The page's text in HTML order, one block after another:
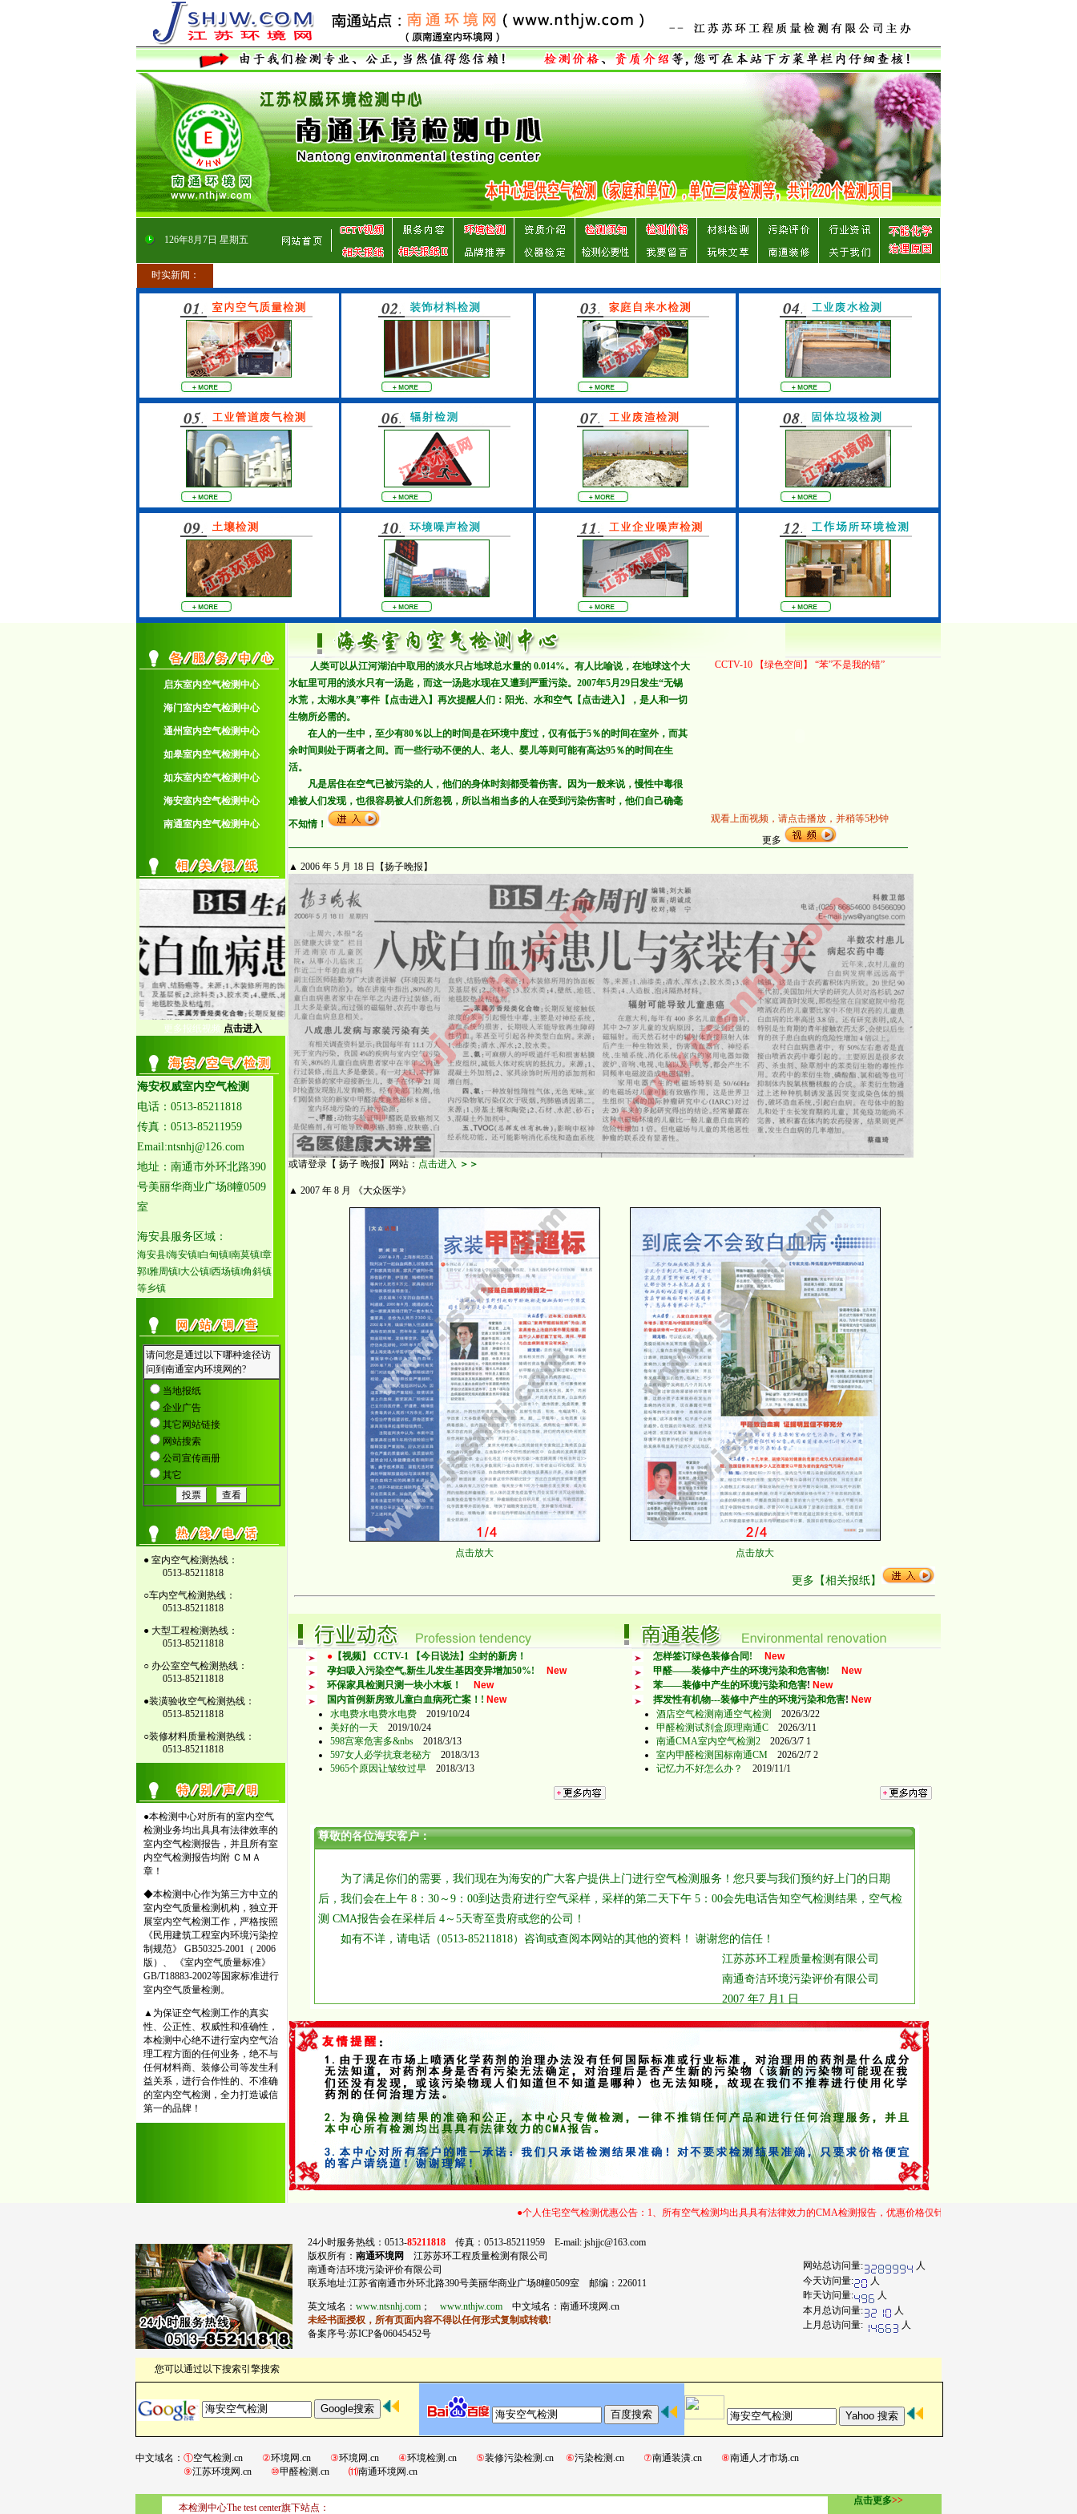
126年8月 7日 星期五
时实新闻：
启东室内空气检测中心
海门室内空气检测中心
通州室内空气检测中心
如皋室内空气检测中心
如东室内空气检测中心
海安室内空气检测中心
南通室内空气检测中心
更多报纸视频 点击进入
海安权威室内空气检测
电话：0513-85211818
传真：0513-85211959
Email:ntsnhj@126.com
地址：南通市外环北路390
号美丽华商业广场8幢0509
室
海安县服务区域：
海安县‖海安镇‖白甸镇‖南莫镇‖章
郭‖雅周镇‖大公镇‖西场镇‖角斜镇
等乡镇
● 室内空气检测热线：
0513-85211818
○车内空气检测热线：
0513-85211818
● 大型工程检测热线：
0513-85211818
○ 办公室空气检测热线：
0513-85211818
●装潢验收空气检测热线：
0513-85211818
○装修材料质量检测热线：
0513-85211818
●本检测中心对所有的室内空气
检测业务均出具具有法律效率的
室内空气检测报告，并且所有室
内空气检测报告均附 ＣＭＡ
章！
◆本检测中心作为第三方中立的
室内空气质量检测机构，独立开
展室内空气检测工作，严格按照
《民用建筑工程室内环境污染控
制规范》 GB50325-2001（ 2006
版）、 《室内空气质量标准》
GB/T18883-2002等国家标准进行
室内空气质量检测。
▲为保证空气检测工作的真实
性、公正性、权威性和准确性，
本检测中心绝不进行室内空气治
理工程方面的任何业务，绝不与
任何材料商、装修公司等发生利
益关系，进行合作性的、不准确
的室内空气检测，全力打造诚信
第一的品牌！
人类可以从江河湖泊中取用的淡水只占地球总水量的 0.014%。有人比喻说，在地球这个大
水缸里可用的淡水只有一汤匙，而这一汤匙水现在又遭到严重污染。2007年5月29日发生“无锡
水荒，太湖水臭”事件【点击进入 】再次提醒人们：阳光、水和空气【点击进入 】，是人和一切
生物所必需的。
在人的一生中，至少有80％以上的时间是在环境中度过，仅有低于5％的时间在室外，而其
余时间则处于两者之间。而一些行动不便的人、老人、婴儿等则可能有高达95％的时间在生
活。
凡是居住在空气已被污染的人，他们的身体时刻都受着伤害。因为一般来说，慢性中毒很
难被人们发现，也很容易被人们所忽视，所以当相当多的人在受到污染伤害时，他们自己确毫
不知情！
CCTV-10 【绿色空间】 “苯”不是我的错”
观看上面视频，请点击播放，并稍等5秒钟
更多
▲ 2006 年 5 月 18 日【扬子晚报】
或请登录【 扬子 晚报】网站： 点击进入 ＞＞
▲ 2007 年 8 月 《大众医学》
点击放大 点击放大
更多【相关报纸】
●【视频】 CCTV-1 【今日说法】尘封的新房！
孕妇吸入污染空气,新生儿发生基因变异增加50%!
New
环保家具检测只测一块小木板！
New
国内首例新房致儿童白血病死亡案！! New
水电费水电费水电费2019/10/24
美好的一天 2019/10/24
598宫寒危害多&nbs2018/3/13
597女人必学抗衰老秘方2018/3/13
5965个原因让皱纹过早2018/3/13
怎样签订绿色装修合同!
New
甲醛——装修中产生的环境污染和危害物!
New
苯——装修中产生的环境污染和危害! New
挥发性有机物---装修中产生的环境污染和危害! New
酒店空气检测南通空气检测
2026/3/22
甲醛检测试剂盒原理南通C2026/3/11
南通CMA室内空气检测22026/3/7 1
室内甲醛检测国标南通CM2026/2/7 2
记忆力不好怎么办？
2019/11/1
尊敬的各位海安客户：
为了满足你们的需要，我们现在为海安的广大客户提供上门进行空气检测服务！您只要与我们预约好上门的日期
后，我们会在上午 8：30～9：00到达贵府进行空气采样，采样的第二天下午 5：00会先电话告知空气检测结果，空气检
测 CMA报告会在采样后 4～5天寄至贵府或您的公司！
如有不详，请电话（0513-85211818）咨询或查阅本网站的其他的资料！ 谢谢您的信任！
江苏苏环工程质量检测有限公司
南通奇洁环境污染评价有限公司
2007 年7 月1 日
●个人住宅空气检测优惠公告：1、所有空气检测均出具具有法律效力的CMA检测报告，优惠价格仅针对每个采样点检测五项：甲醛、苯、
网站总访问量:
人
今天访问量:
人
昨天访问量:
人
本月总访问量:
人
上月总访问量:
人
24小时服务热线：0513-85211818 传真：0513-85211959 E-mail: jshjjc@163.com
版权所有： 南通环境网
江苏苏环工程质量检测有限公司
南通奇洁环境污染评价有限公司
联系地址:江苏省南通市外环北路390号美丽华商业广场8幢0509室 邮编：226011
英文域名： www.ntsnhj.com ； www.nthjw.com 中文域名：南通环境网.cn
未经书面授权，所有页面内容不得以任何形式复制或转载!
备案序号:苏ICP备06045452号
您可以通过以下搜索引擎搜索
中文域名： ①空气检测.cn ②环境网.cn ③环境网.cn ④环境检测.cn ⑤装修污染检测.cn ⑥污染检测.cn ⑦南通装潢.cn ⑧南通人才市场.cn
⑨江苏环境网.cn ⑩甲醛检测.cn ⑾南通环境网.cn
本检测中心The test center旗下站点：
点击更多>>